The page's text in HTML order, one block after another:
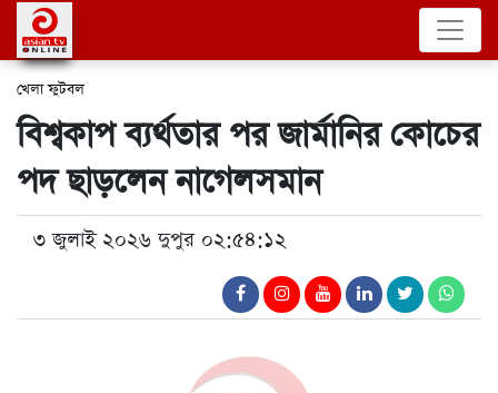
খেলা ফুটবল
বিশ্বকাপ ব্যর্থতার পর জার্মানির কোচের
পদ ছাড়লেন নাগেলসমান
৩ জুলাই ২০২৬ দুপুর ০২:৫৪:১২